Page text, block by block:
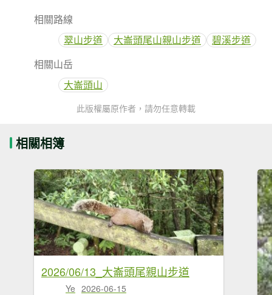
相關路線
翠山步道
大崙頭尾山親山步道
碧溪步道
相關山岳
大崙頭山
此版權屬原作者，請勿任意轉載
相關相簿
2026/06/13_大崙頭尾親山步道
Ye 2026-06-15